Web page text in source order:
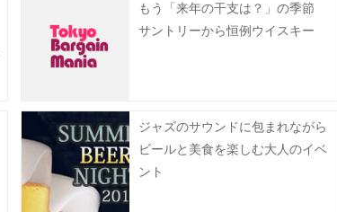
もう「来年の干支は？」の季節
サントリーから恒例ウイスキー
ジャズのサウンドに包まれながら
ビールと美食を楽しむ大人のイベ
ント